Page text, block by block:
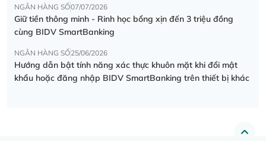
NGÂN HÀNG SỐ07/07/2026
Giữ tiền thông minh - Rinh học bổng xịn đến 3 triệu đồng
cùng BIDV SmartBanking
NGÂN HÀNG SỐ25/06/2026
Hướng dẫn bật tính năng xác thực khuôn mặt khi đổi mật
khẩu hoặc đăng nhập BIDV SmartBanking trên thiết bị khác